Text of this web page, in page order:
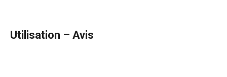
Utilisation – Avis